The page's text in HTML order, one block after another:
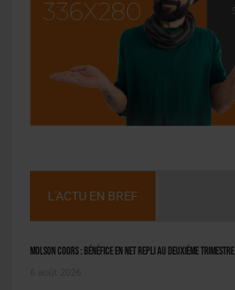
L'ACTU EN BREF
Molson Coors : bénéfice en net repli au deuxième trimestre